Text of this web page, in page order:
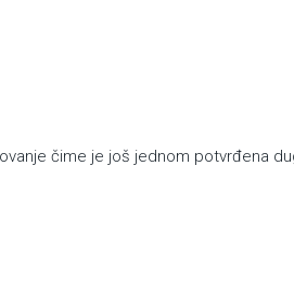
čime je još jednom potvrđena